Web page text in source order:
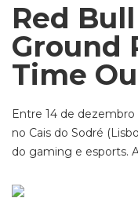
Red
Ground
Time
Entre 14 de
no Cais do Sodré
do gaming e esports.